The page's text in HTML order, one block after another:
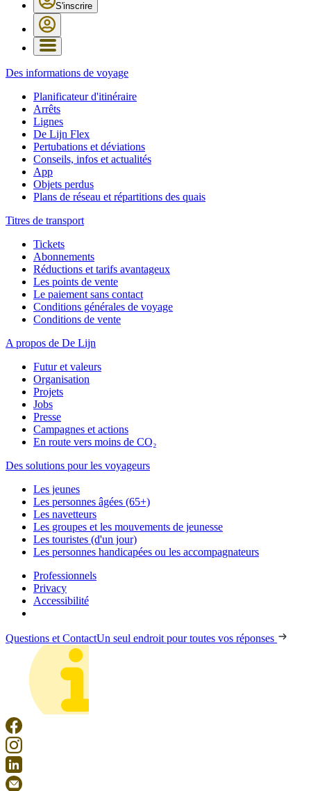
S'inscrire
Des informations de voyage
Planificateur d'itinéraire
Arrêts
Lignes
De Lijn Flex
Pertubations et déviations
Conseils, infos et actualités
App
Objets perdus
Plans de réseau et répartitions des quais
Titres de transport
Tickets
Abonnements
Réductions et tarifs avantageux
Les points de vente
Le paiement sans contact
Conditions générales de voyage
Conditions de vente
A propos de De Lijn
Futur et valeurs
Organisation
Projets
Jobs
Presse
Campagnes et actions
En route vers moins de CO₂
Des solutions pour les voyageurs
Les jeunes
Les personnes âgées (65+)
Les navetteurs
Les groupes et les mouvements de jeunesse
Les touristes (d'un jour)
Les personnes handicapées ou les accompagnateurs
Professionnels
Privacy
Accessibilité
Questions et ContactUn seul endroit pour toutes vos réponses